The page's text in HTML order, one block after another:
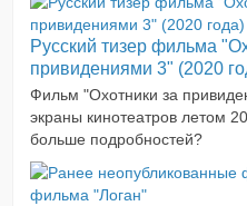
Русский тизер фильма
привидениями 3" (2020
Фильм "Охотники за
экраны кинотеатров летом
больше подробностей?